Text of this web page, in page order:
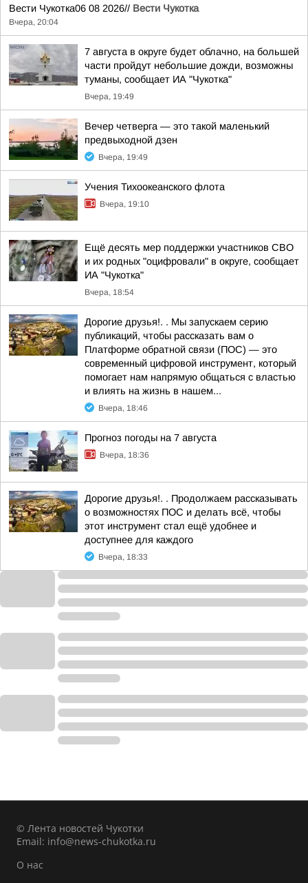
Вести Чукотка06 08 2026// Вести Чукотка
Вчера, 20:04
7 августа в округе будет облачно, на большей
части пройдут небольшие дожди, возможны
туманы, сообщает ИА "Чукотка"
Вчера, 19:49
Вечер четверга — это такой маленький
предвыходной дзен
Вчера, 19:49
Учения Тихоокеанского флота
Вчера, 19:10
Ещё десять мер поддержки участников СВО
и их родных "оцифровали" в округе, сообщает
ИА "Чукотка"
Вчера, 18:54
Дорогие друзья!. . Мы запускаем серию
публикаций, чтобы рассказать вам о
Платформе обратной связи (ПОС) — это
современный цифровой инструмент, который
помогает нам напрямую общаться с властью
и влиять на жизнь в нашем...
Вчера, 18:46
Прогноз погоды на 7 августа
Вчера, 18:36
Дорогие друзья!. . Продолжаем рассказывать
о возможностях ПОС и делать всё, чтобы
этот инструмент стал ещё удобнее и
доступнее для каждого
Вчера, 18:33
© Лента новостей Чукотки
Email: info@news-chukotka.ru
О нас